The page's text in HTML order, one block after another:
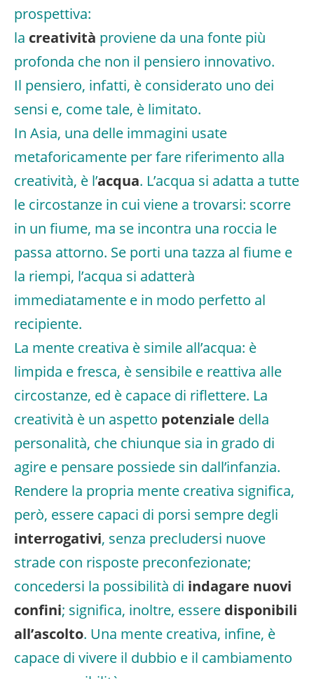
prospettiva:
la creatività proviene da una fonte più
profonda che non il pensiero innovativo.
Il pensiero, infatti, è considerato uno dei
sensi e, come tale, è limitato.
In Asia, una delle immagini usate
metaforicamente per fare riferimento alla
creatività, è l’acqua. L’acqua si adatta a tutte
le circostanze in cui viene a trovarsi: scorre
in un fiume, ma se incontra una roccia le
passa attorno. Se porti una tazza al fiume e
la riempi, l’acqua si adatterà
immediatamente e in modo perfetto al
recipiente.
La mente creativa è simile all’acqua: è
limpida e fresca, è sensibile e reattiva alle
circostanze, ed è capace di riflettere. La
creatività è un aspetto potenziale della
personalità, che chiunque sia in grado di
agire e pensare possiede sin dall’infanzia.
Rendere la propria mente creativa significa,
però, essere capaci di porsi sempre degli
interrogativi, senza precludersi nuove
strade con risposte preconfezionate;
concedersi la possibilità di indagare nuovi
confini; significa, inoltre, essere disponibili
all’ascolto. Una mente creativa, infine, è
capace di vivere il dubbio e il cambiamento